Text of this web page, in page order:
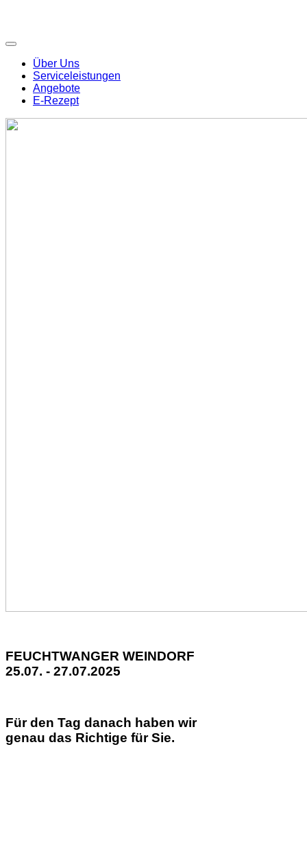
Über Uns
Serviceleistungen
Angebote
E-Rezept
FEUCHTWANGER WEINDORF
25.07. - 27.07.2025
Für den Tag danach haben wir
genau das Richtige für Sie.